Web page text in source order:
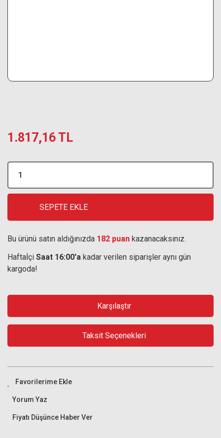
1.817,16 TL
SEPETE EKLE
Bu ürünü satın aldığınızda 182 puan kazanacaksınız.
Haftaİçi Saat 16:00'a kadar verilen siparişler aynı gün
kargoda!
Karşılaştır
Taksit Seçenekleri
Yorum Yaz
Fiyatı Düşünce Haber Ver